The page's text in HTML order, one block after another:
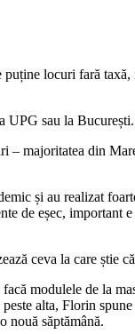
locuri fară taxă,
UPG sau la București.
majoritatea din
și au realizat
de eșec, important
ceva la care știe
modulele de la
alta, Florin
nouă săptămână.